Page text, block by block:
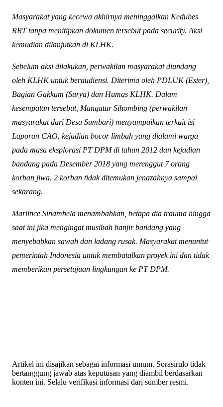
Masyarakat yang kecewa akhirnya meninggalkan Kedubes
RRT tanpa menitipkan dokumen tersebut pada security. Aksi
kemudian dilanjutkan di KLHK.
Sebelum aksi dilakukan, perwakilan masyarakat diundang
oleh KLHK untuk beraudiensi. Diterima oleh PDLUK (Ester),
Bagian Gakkum (Surya) dan Humas KLHK. Dalam
kesempatan tersebut, Mangatur Sihombing (perwakilan
masyarakat dari Desa Sumbari) menyampaikan terkait isi
Laporan CAO, kejadian bocor limbah yang dialami warga
pada masa eksplorasi PT DPM di tahun 2012 dan kejadian
bandang pada Desember 2018 yang merenggut 7 orang
korban jiwa. 2 korban tidak ditemukan jenazahnya sampai
sekarang.
Marlince Sinambela menambahkan, betapa dia trauma hingga
saat ini jika mengingat musibah banjir bandang yang
menyebabkan sawah dan ladang rusak. Masyarakat menuntut
pemerintah Indonesia untuk membatalkan proyek ini dan tidak
memberikan persetujuan lingkungan ke PT DPM.
Artikel ini disajikan sebagai informasi umum. Sorasirulo tidak
bertanggung jawab atas keputusan yang diambil berdasarkan
konten ini. Selalu verifikasi informasi dari sumber resmi.